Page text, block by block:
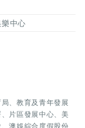
中心
、教育及青年發展
片區發展中心、美
澳娛綜合度假股份